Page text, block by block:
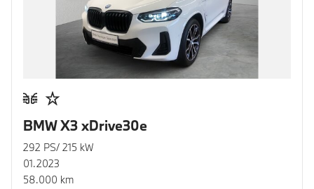
BMW X3 xDrive30e
292 PS/ 215 kW
01.2023
58.000 km